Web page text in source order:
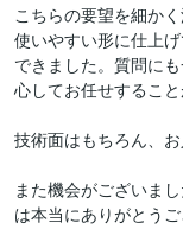
こちらの要望を細か
使いやすい形に仕上
できました。質問に
心してお任せすること
技術面はもちろん、
また機会がございま
は本当にありがとうご